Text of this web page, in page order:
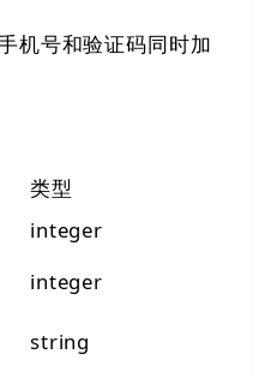
机号和验证码同时加
类型
integer
integer
string